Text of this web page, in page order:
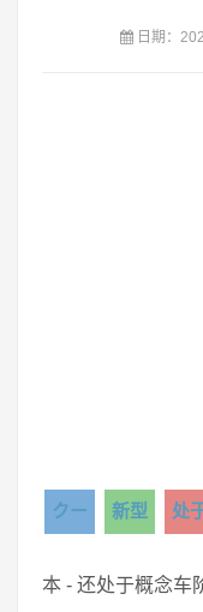
日期：
クー 新型 处
本 - 还处于概念车